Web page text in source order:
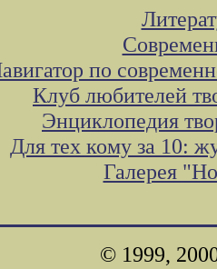
по
Клуб любителей
Энциклопедия
Для тех кому за 10:
Галерея
© 1999,